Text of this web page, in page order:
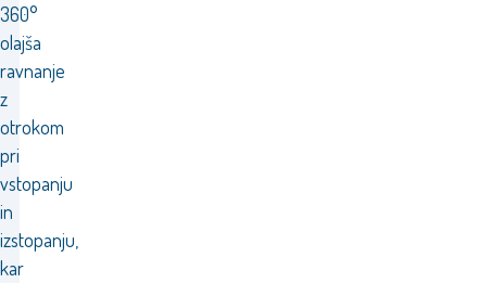
360°
olajša
ravnanje
z
otrokom
pri
vstopanju
in
izstopanju,
kar